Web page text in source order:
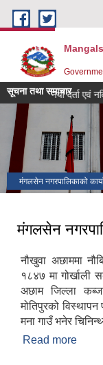
Skip to main content
सूचना तथा समाचार
तथा समुह नयाँ दर्ता एवं
मंगलसेन नगरपालिकाको
मंगलसेन
नौखुवा अछाममा
१८४७ मा गोर्खाली
अछाम जिल्ला
मोतिपुरको
मना गाउँ भनेर
Read more